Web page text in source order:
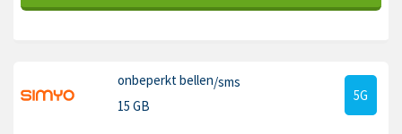
onbeperkt bellen/sms
15 GB
5G